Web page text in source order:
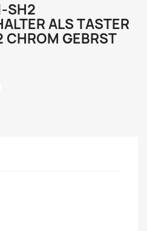
SH2
ALS TASTER
CHROM GEBRST